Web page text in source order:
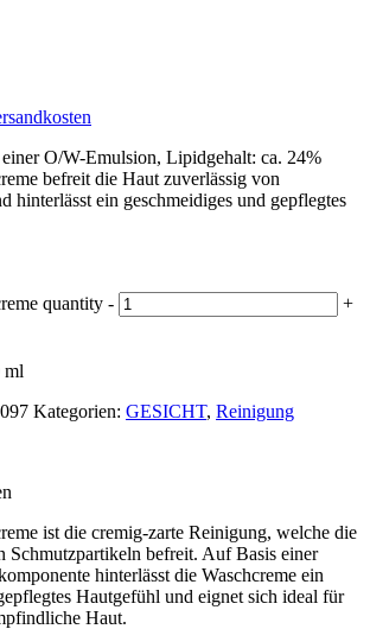
O/W-Emulsion, Lipidgehalt: ca. 24%
befreit die Haut zuverlässig von
hinterlässt ein geschmeidiges und gepflegtes
quantity - +
ml
Kategorien: GESICHT, Reinigung
ist die cremig-zarte Reinigung, welche die
Schmutzpartikeln befreit. Auf Basis einer
hinterlässt die Waschcreme ein
Hautgefühl und eignet sich ideal für
Haut.